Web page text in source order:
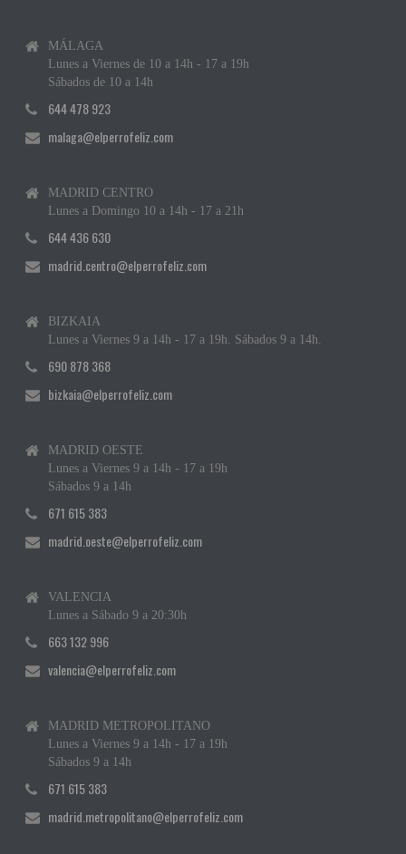
MÁLAGA
Lunes a Viernes de 10 a 14h - 17 a 19h
Sábados de 10 a 14h
644 478 923
malaga@elperrofeliz.com
MADRID CENTRO
Lunes a Domingo 10 a 14h - 17 a 21h
644 436 630
madrid.centro@elperrofeliz.com
BIZKAIA
Lunes a Viernes 9 a 14h - 17 a 19h. Sábados 9 a 14h.
690 878 368
bizkaia@elperrofeliz.com
MADRID OESTE
Lunes a Viernes 9 a 14h - 17 a 19h
Sábados 9 a 14h
671 615 383
madrid.oeste@elperrofeliz.com
VALENCIA
Lunes a Sábado 9 a 20:30h
663 132 996
valencia@elperrofeliz.com
MADRID METROPOLITANO
Lunes a Viernes 9 a 14h - 17 a 19h
Sábados 9 a 14h
671 615 383
madrid.metropolitano@elperrofeliz.com